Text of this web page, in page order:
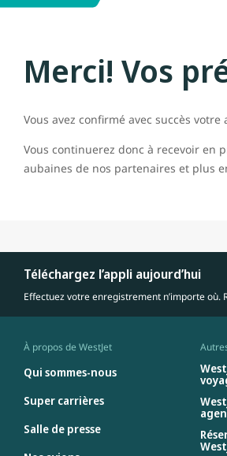
Merci! Vos
Vous avez confirmé avec succès
Vous continuerez donc à recevoir en
aubaines de nos partenaires et plus
Téléchargez l’appli aujourd’hui
Effectuez votre enregistrement n’importe où.
À propos de WestJet
Qui sommes-nous
Super carrières
Salle de presse